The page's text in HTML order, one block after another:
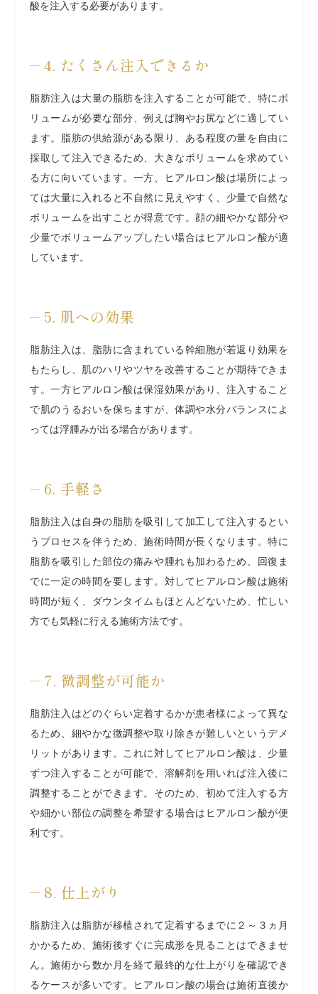
酸を注入する必要があります。
4. たくさん注入できるか
脂肪注入は大量の脂肪を注入することが可能で、特にボ
リュームが必要な部分、例えば胸やお尻などに適してい
ます。脂肪の供給源がある限り、ある程度の量を自由に
採取して注入できるため、大きなボリュームを求めてい
る方に向いています。一方、ヒアルロン酸は場所によっ
ては大量に入れると不自然に見えやすく、少量で自然な
ボリュームを出すことが得意です。顔の細やかな部分や
少量でボリュームアップしたい場合はヒアルロン酸が適
しています。
5. 肌への効果
脂肪注入は、脂肪に含まれている幹細胞が若返り効果を
もたらし、肌のハリやツヤを改善することが期待できま
す。一方ヒアルロン酸は保湿効果があり、注入すること
で肌のうるおいを保ちますが、体調や水分バランスによ
っては浮腫みが出る場合があります。
6. 手軽さ
脂肪注入は自身の脂肪を吸引して加工して注入するとい
うプロセスを伴うため、施術時間が長くなります。特に
脂肪を吸引した部位の痛みや腫れも加わるため、回復ま
でに一定の時間を要します。対してヒアルロン酸は施術
時間が短く、ダウンタイムもほとんどないため、忙しい
方でも気軽に行える施術方法です。
7. 微調整が可能か
脂肪注入はどのぐらい定着するかが患者様によって異な
るため、細やかな微調整や取り除きが難しいというデメ
リットがあります。これに対してヒアルロン酸は、少量
ずつ注入することが可能で、溶解剤を用いれば注入後に
調整することができます。そのため、初めて注入する方
や細かい部位の調整を希望する場合はヒアルロン酸が便
利です。
8. 仕上がり
脂肪注入は脂肪が移植されて定着するまでに２～３ヵ月
かかるため、施術後すぐに完成形を見ることはできませ
ん。施術から数か月を経て最終的な仕上がりを確認でき
るケースが多いです。ヒアルロン酸の場合は施術直後か